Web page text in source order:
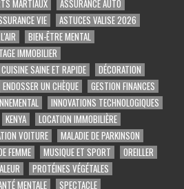
MARTIAUX
ASSURANCE AUTO
VIE
ASTUCES VALISE 2026
BIEN-ÊTRE MENTAL
IMMOBILIER
CUISINE SAINE ET RAPIDE
DÉCORATION
ENDOSSER UN CHÈQUE
GESTION FINANCES
INNOVATIONS TECHNOLOGIQUES
KENYA
LOCATION IMMOBILIÈRE
VOITURE
MALADIE DE PARKINSON
FEMME MUSIQUE ET SPORT
OREILLER
PROTÉINES VÉGÉTALES
MENTALE
SPECTACLE